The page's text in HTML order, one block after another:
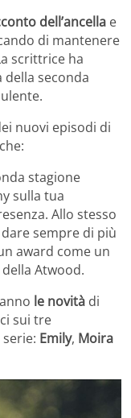
dell’ancella e
di mantenere
scrittrice ha
seconda
nuovi episodi di
stagione
sulla tua
Allo stesso
sempre di più
award come un
Atwood.
le novità di
sui tre
Emily, Moira